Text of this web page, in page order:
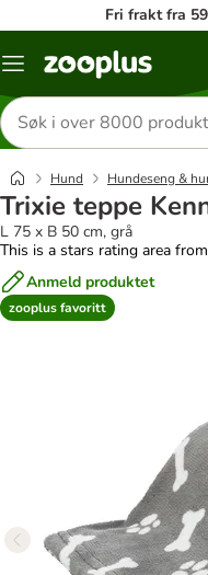
Fri frakt fra
Katalogmeny
Søk
etter
produkter
Hund Hundeseng &
Trixie teppe
L 75 x B 50 cm, grå
This is a stars rating area
Anmeld produktet
zooplus favoritt